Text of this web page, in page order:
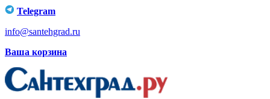
Telegram
info@santehgrad.ru
Ваша корзина